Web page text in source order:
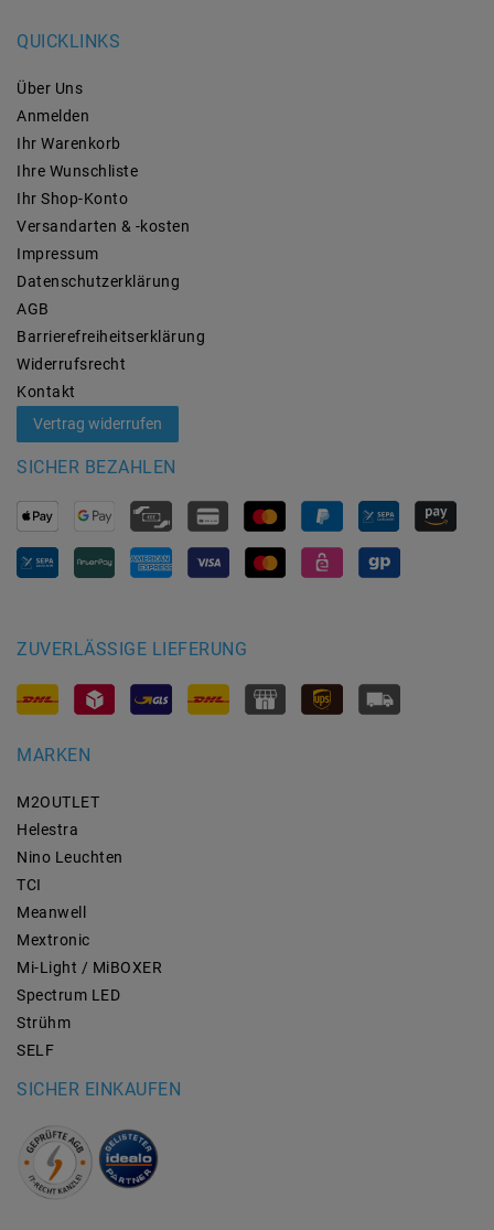
QUICKLINKS
Über Uns
Anmelden
Ihr Warenkorb
Ihre Wunschliste
Ihr Shop-Konto
Versandarten & -kosten
Impressum
Daten­schutz­erklärung
AGB
Barrierefreiheitserklärung
Widerrufs­recht
Kontakt
Vertrag widerrufen
SICHER BEZAHLEN
ZUVERLÄSSIGE LIEFERUNG
MARKEN
M2OUTLET
Helestra
Nino Leuchten
TCI
Meanwell
Mextronic
Mi-Light / MiBOXER
Spectrum LED
Strühm
SELF
SICHER EINKAUFEN